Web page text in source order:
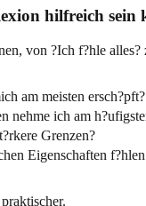
hilfreich sein
von ?Ich f?hle alles?
am meisten ersch?pft?
nehme ich am
Grenzen?
Eigenschaften